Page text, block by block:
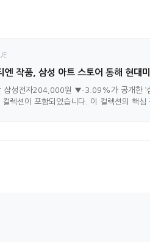
엔 작품, 삼성 아트 스토어 통해 현대
삼성전자204,000원 ▼-3.09%가 공개한 ‘
컬렉션이 포함되었습니다. 이 컬렉션의 핵